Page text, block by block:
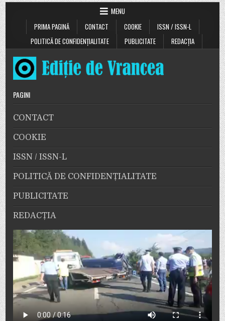
MENU
PRIMA PAGINĂ
CONTACT COOKIE
ISSN / ISSN-L
POLITICĂ DE CONFIDENȚIALITATE
PUBLICITATE REDACȚIA
PAGINI
CONTACT
COOKIE
ISSN / ISSN-L
POLITICĂ DE CONFIDENȚIALITATE
PUBLICITATE
REDACȚIA